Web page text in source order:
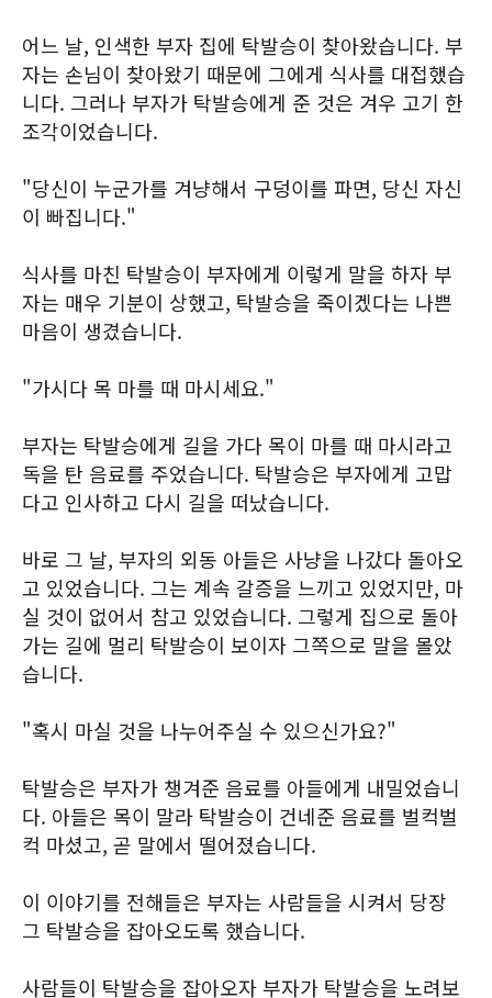
어느 날, 인색한 부자 집에 탁발승이 찾아왔습니다. 부
자는 손님이 찾아왔기 때문에 그에게 식사를 대접했습
니다. 그러나 부자가 탁발승에게 준 것은 겨우 고기 한
조각이었습니다.
"당신이 누군가를 겨냥해서 구덩이를 파면, 당신 자신
이 빠집니다."
식사를 마친 탁발승이 부자에게 이렇게 말을 하자 부
자는 매우 기분이 상했고, 탁발승을 죽이겠다는 나쁜
마음이 생겼습니다.
"가시다 목 마를 때 마시세요."
부자는 탁발승에게 길을 가다 목이 마를 때 마시라고
독을 탄 음료를 주었습니다. 탁발승은 부자에게 고맙
다고 인사하고 다시 길을 떠났습니다.
바로 그 날, 부자의 외동 아들은 사냥을 나갔다 돌아오
고 있었습니다. 그는 계속 갈증을 느끼고 있었지만, 마
실 것이 없어서 참고 있었습니다. 그렇게 집으로 돌아
가는 길에 멀리 탁발승이 보이자 그쪽으로 말을 몰았
습니다.
"혹시 마실 것을 나누어주실 수 있으신가요?"
탁발승은 부자가 챙겨준 음료를 아들에게 내밀었습니
다. 아들은 목이 말라 탁발승이 건네준 음료를 벌컥벌
컥 마셨고, 곧 말에서 떨어졌습니다.
이 이야기를 전해들은 부자는 사람들을 시켜서 당장
그 탁발승을 잡아오도록 했습니다.
사람들이 탁발승을 잡아오자 부자가 탁발승을 노려보